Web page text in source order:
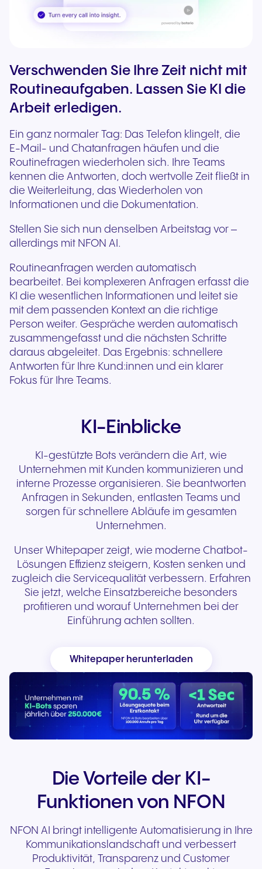
Verschwenden Sie Ihre Zeit nicht mit
Routineaufgaben. Lassen Sie KI die
Arbeit erledigen.
Ein ganz normaler Tag: Das Telefon klingelt, die
E-Mail- und Chatanfragen häufen und die
Routinefragen wiederholen sich. Ihre Teams
kennen die Antworten, doch wertvolle Zeit fließt in
die Weiterleitung, das Wiederholen von
Informationen und die Dokumentation.
Stellen Sie sich nun denselben Arbeitstag vor –
allerdings mit NFON AI.
Routineanfragen werden automatisch
bearbeitet. Bei komplexeren Anfragen erfasst die
KI die wesentlichen Informationen und leitet sie
mit dem passenden Kontext an die richtige
Person weiter. Gespräche werden automatisch
zusammengefasst und die nächsten Schritte
daraus abgeleitet. Das Ergebnis: schnellere
Antworten für Ihre Kund:innen und ein klarer
Fokus für Ihre Teams.
KI-Einblicke
KI-gestützte Bots verändern die Art, wie
Unternehmen mit Kunden kommunizieren und
interne Prozesse organisieren. Sie beantworten
Anfragen in Sekunden, entlasten Teams und
sorgen für schnellere Abläufe im gesamten
Unternehmen.
Unser Whitepaper zeigt, wie moderne Chatbot-
Lösungen Effizienz steigern, Kosten senken und
zugleich die Servicequalität verbessern. Erfahren
Sie jetzt, welche Einsatzbereiche besonders
profitieren und worauf Unternehmen bei der
Einführung achten sollten.
Whitepaper herunterladen
Die Vorteile der KI-
Funktionen von NFON
NFON AI bringt intelligente Automatisierung in Ihre
Kommunikationslandschaft und verbessert
Produktivität, Transparenz und Customer